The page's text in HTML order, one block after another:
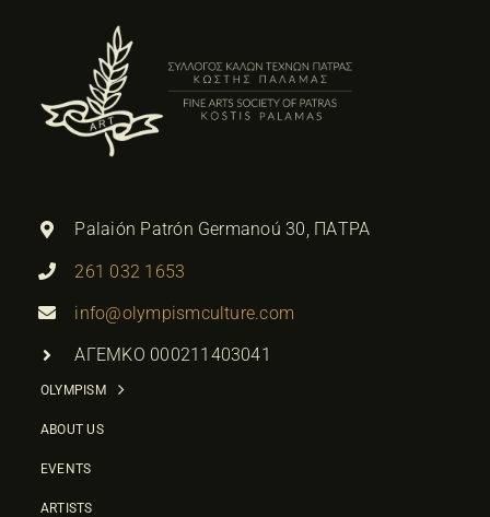
Palaión Patrón Germanoú 30, ΠΑΤΡΑ
261 032 1653
info@olympismculture.com
ΑΓΕΜΚΟ 000211403041
OLYMPISM
ABOUT US
EVENTS
ARTISTS